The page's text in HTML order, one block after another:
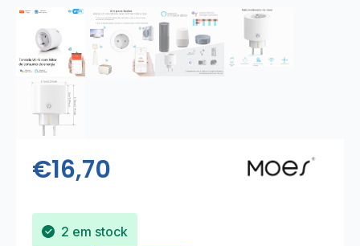
€16,70
2 em stock